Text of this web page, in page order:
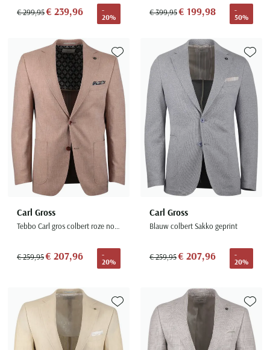
€ 299,95€ 239,96
-
20%
€ 399,95€ 199,98
-
50%
Carl Gross
Tebbo Carl gros colbert roze normale fit
€ 259,95€ 207,96
-
20%
Toevoegen aan favorieten
Carl Gross
Blauw colbert Sakko geprint
€ 259,95€ 207,96
-
20%
Toevoegen aan favorieten